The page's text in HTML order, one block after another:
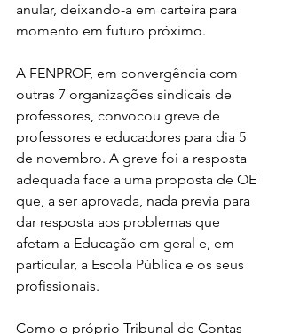
anular, deixando-a em carteira para
momento em futuro próximo.
A FENPROF, em convergência com
outras 7 organizações sindicais de
professores, convocou greve de
professores e educadores para dia 5
de novembro. A greve foi a resposta
adequada face a uma proposta de OE
que, a ser aprovada, nada previa para
dar resposta aos problemas que
afetam a Educação em geral e, em
particular, a Escola Pública e os seus
profissionais.
Como o próprio Tribunal de Contas